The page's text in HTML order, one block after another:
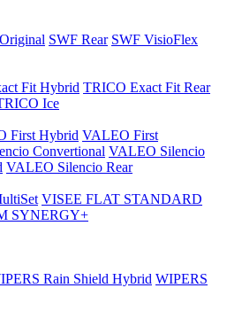
SWF Rear SWF VisioFlex
Fit Hybrid TRICO Exact Fit Rear
Ice
First Hybrid VALEO First
Convertional VALEO Silencio
VALEO Silencio Rear
VISEE FLAT STANDARD
SYNERGY+
Rain Shield Hybrid WIPERS